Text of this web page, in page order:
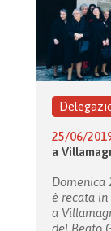
25/06/
a
Domenica
è recata in
a